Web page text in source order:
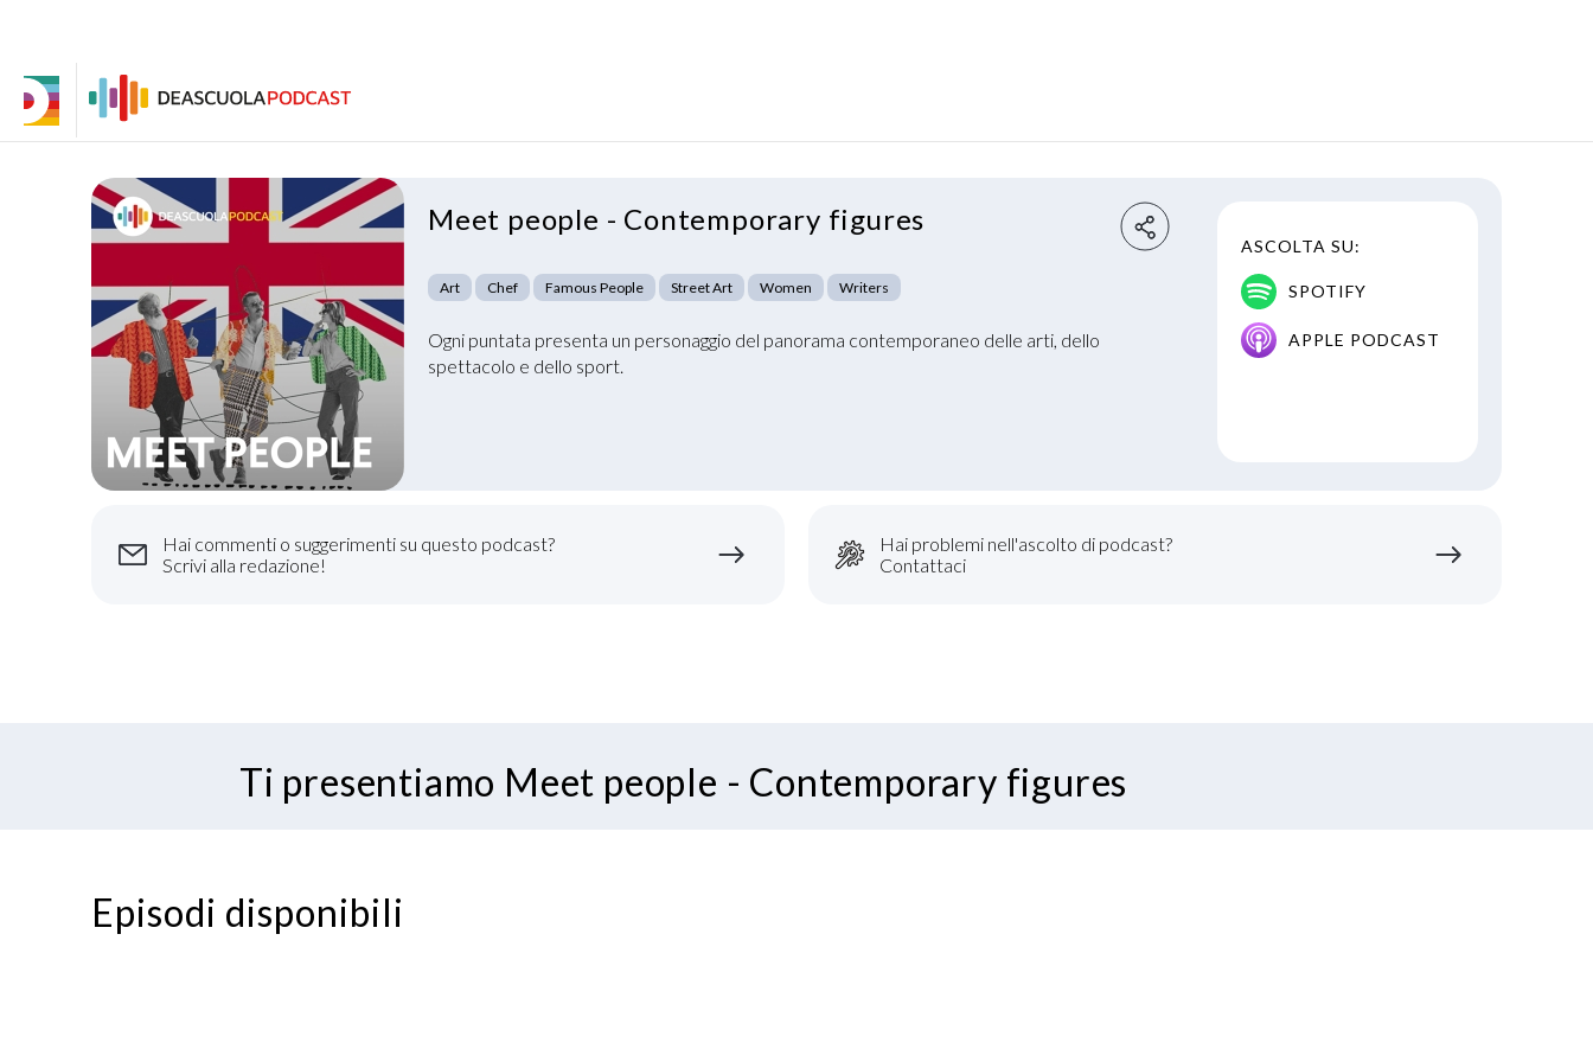
Meet people - Contemporary figures
Art Chef Famous People Street Art Women Writers
Ogni puntata presenta un personaggio del panorama contemporaneo delle arti, dello
spettacolo e dello sport.
ASCOLTA SU:
SPOTIFY
APPLE PODCAST
Hai commenti o suggerimenti su questo podcast?
Scrivi alla redazione!
Hai problemi nell'ascolto di podcast?
Contattaci
Ti presentiamo Meet people - Contemporary figures
Episodi disponibili